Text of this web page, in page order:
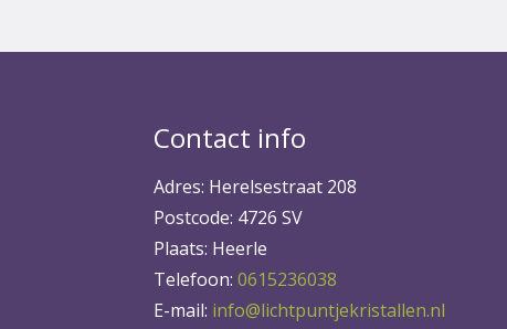
Contact info
Adres: Herelsestraat 208
Postcode: 4726 SV
Plaats: Heerle
Telefoon: 0615236038
E-mail: info@lichtpuntjekristallen.nl